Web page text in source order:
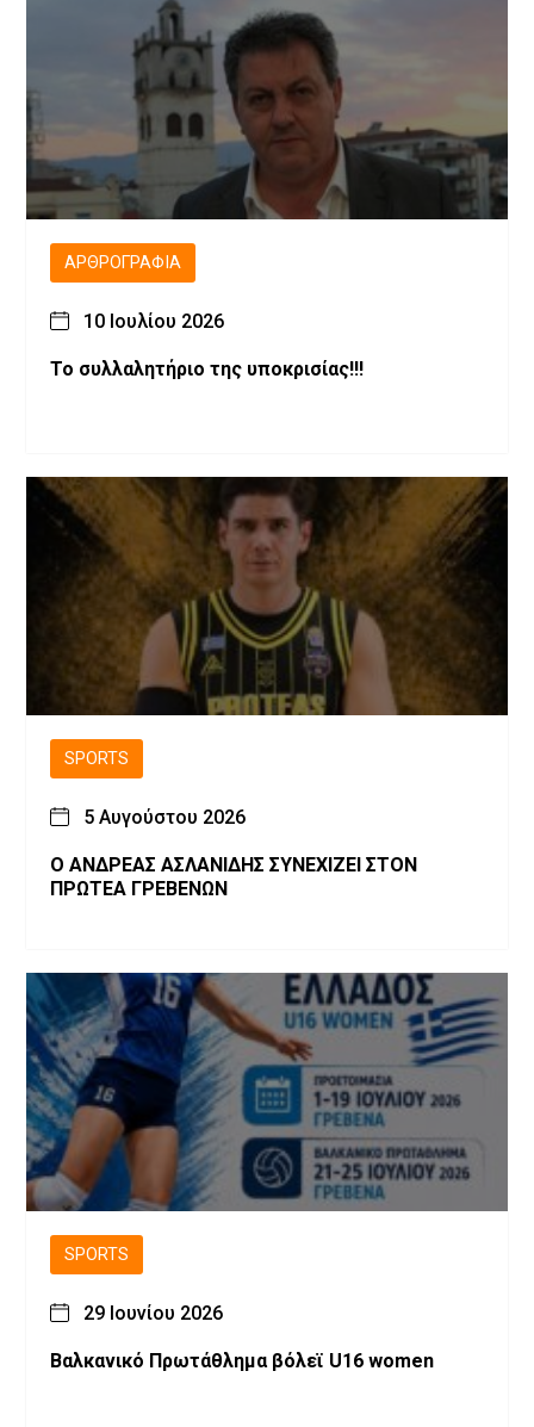
ΑΡΘΡΟΓΡΑΦΊΑ
10 Ιουλίου 2026
Το συλλαλητήριο της υποκρισίας!!!
SPORTS
5 Αυγούστου 2026
Ο ΑΝΔΡΕΑΣ ΑΣΛΑΝΙΔΗΣ ΣΥΝΕΧΙΖΕΙ ΣΤΟΝ
ΠΡΩΤΕΑ ΓΡΕΒΕΝΩΝ
SPORTS
29 Ιουνίου 2026
Βαλκανικό Πρωτάθλημα βόλεϊ U16 women